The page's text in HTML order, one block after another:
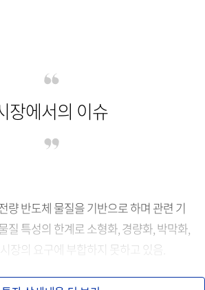
장에서의 이슈
량 반도체 물질을 기반으로 하며 관련 기
질 특성의 한계로 소형화, 경량화, 박막화,
시장의 요구에 부합하지 못하고 있음.
이트의 기술을 적용한 홀센서는 기본적으